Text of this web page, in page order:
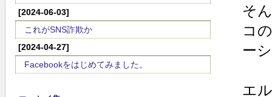
[2024-06-03]
これがSNS詐欺か
[2024-04-27]
Facebookをはじめてみました。
そ
コ
ー
エ